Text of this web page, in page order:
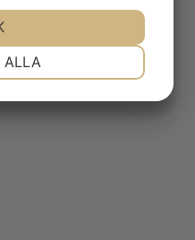
ALLA